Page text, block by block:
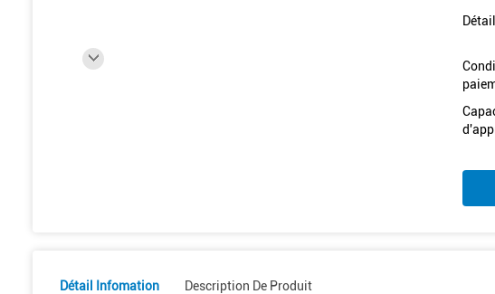
Détail Infomation Description De Produit